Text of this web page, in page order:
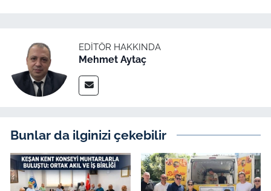
EDITÖR HAKKINDA
Mehmet Aytaç
Bunlar da ilginizi çekebilir